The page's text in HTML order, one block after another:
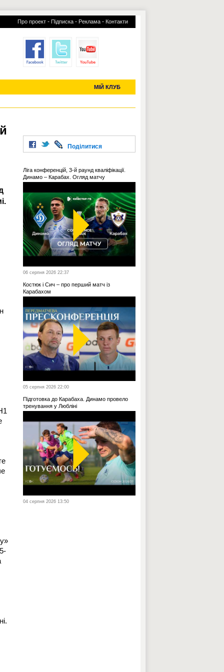
Про проект - Підписка - Реклама - Контакти
МІЙ КЛУБ
УСІ ТРАНСФЕРИ
Поділитися
Ліга конференцій, 3-й раунд кваліфікації.
Динамо – Карабах. Огляд матчу
06 серпня 2026 22:37
Костюк і Сич – про перший матч із
Карабахом
05 серпня 2026 22:00
Підготовка до Карабаха. Динамо провело
тренування у Любліні
04 серпня 2026 13:50